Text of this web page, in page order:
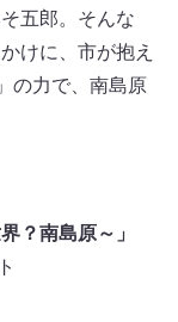
五郎。そんな
けに、市が抱え
の力で、南島原
？南島原～」